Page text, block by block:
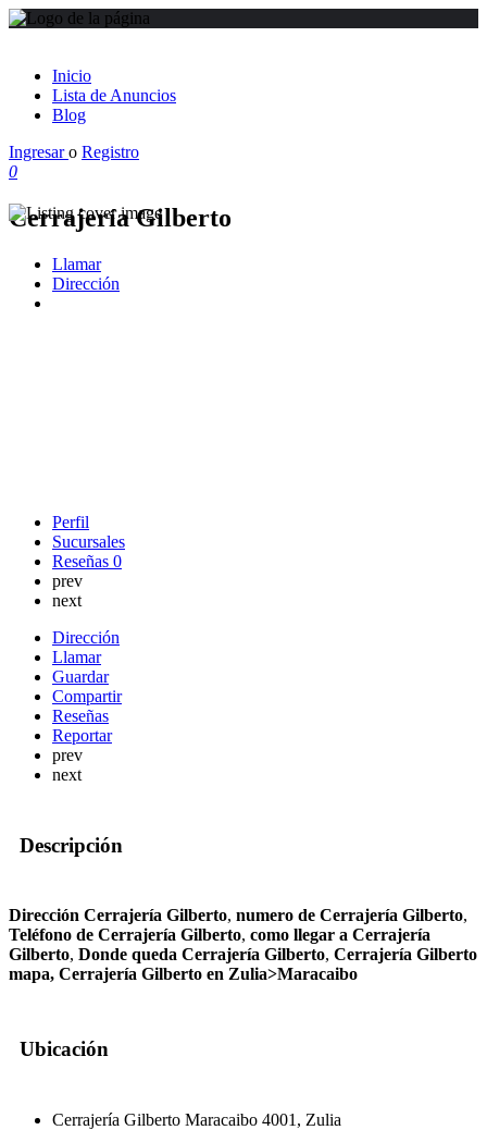
Inicio
Lista de Anuncios
Blog
Ingresaro Registro
0
Cerrajería Gilberto
Llamar
Dirección
Perfil
Sucursales
Reseñas 0
prev
next
Dirección
Llamar
Guardar
Compartir
Reseñas
Reportar
prev
next
Descripción
Dirección Cerrajería Gilberto, numero de Cerrajería Gilberto,
Teléfono de Cerrajería Gilberto, como llegar a Cerrajería
Gilberto, Donde queda Cerrajería Gilberto, Cerrajería Gilberto
mapa, Cerrajería Gilberto en Zulia>Maracaibo
Ubicación
Cerrajería Gilberto Maracaibo 4001, Zulia